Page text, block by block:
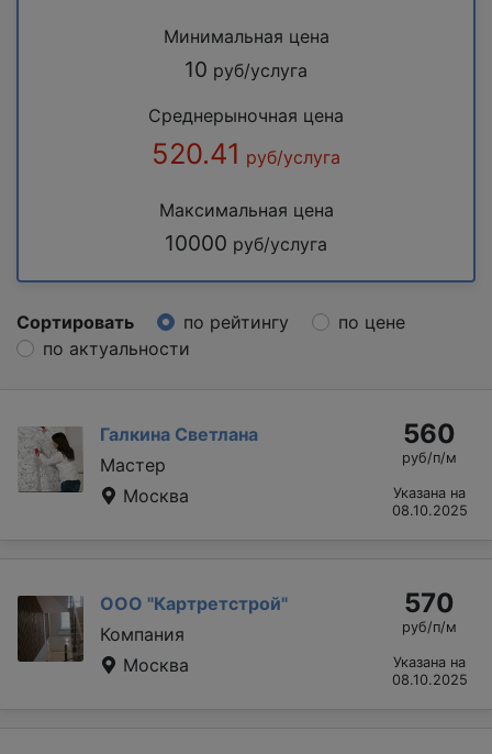
Минимальная цена
10 руб/услуга
Среднерыночная цена
520.41 руб/услуга
Максимальная цена
10000 руб/услуга
Сортировать по рейтингу
по цене
по актуальности
Галкина Светлана
Мастер
Москва
560
руб/п/м
Указана на
08.10.2025
ООО "Картретстрой"
Компания
Москва
570
руб/п/м
Указана на
08.10.2025